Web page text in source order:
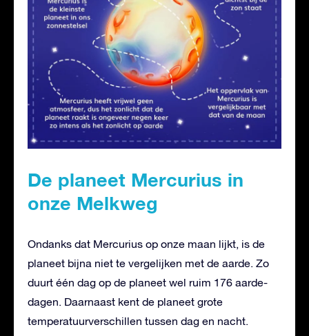
De planeet Mercurius in
onze Melkweg
Ondanks dat Mercurius op onze maan lijkt, is de
planeet bijna niet te vergelijken met de aarde. Zo
duurt één dag op de planeet wel ruim 176 aarde-
dagen. Daarnaast kent de planeet grote
temperatuurverschillen tussen dag en nacht.